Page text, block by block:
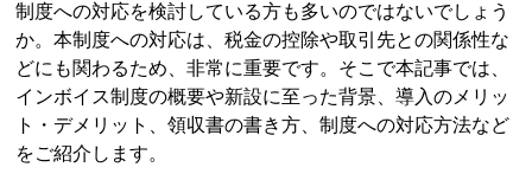
制度への対応を検討している方も多いのではないでしょう
か。本制度への対応は、税金の控除や取引先との関係性な
どにも関わるため、非常に重要です。そこで本記事では、
インボイス制度の概要や新設に至った背景、導入のメリッ
ト・デメリット、領収書の書き方、制度への対応方法など
をご紹介します。